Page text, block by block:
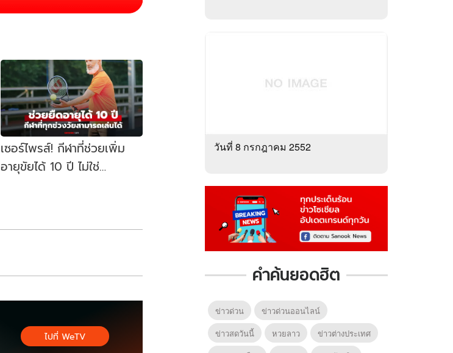
เซอร์ไพรส์! กีฬาที่ช่วยเพิ่ม
อายุขัยได้ 10 ปี ไม่ใช่
ไปที่ WeTV
วันที่ 8 กรกฎาคม 2552
คำค้นยอดฮิต
ข่าวด่วน
ข่าวด่วนออนไลน์
ข่าวสดวันนี้
หวยลาว
ข่าวต่างประเทศ